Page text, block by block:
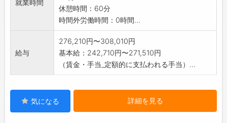
就業時間
休憩時間：60分
時間外労働時間：0時間...
給与
276,210円〜308,010円
基本給：242,710円〜271,510円
（賃金・手当_定額的に支払われる手当）...
気になる 詳細を見る